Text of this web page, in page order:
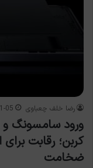
رضا خلف چعباوی 05
ورود سامسونگ و
کربن؛ رقابت
ضخامت